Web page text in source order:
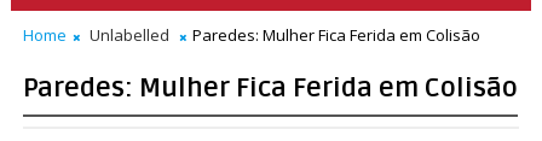
Home Unlabelled Paredes: Mulher Fica Ferida em Colisão
Paredes: Mulher Fica Ferida em Colisão